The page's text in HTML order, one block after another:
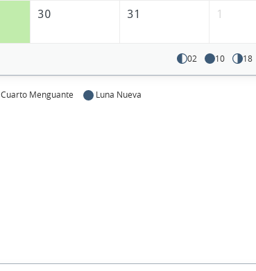
30 31 1
02 10 18
Cuarto Menguante Luna Nueva